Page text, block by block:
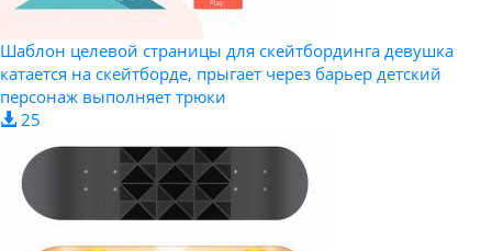
Шаблон целевой страницы для скейтбординга девушка
катается на скейтборде, прыгает через барьер детский
персонаж выполняет трюки
25